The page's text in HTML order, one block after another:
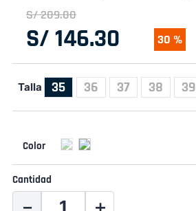
S/209.00
S/ 146.30 30 %
Talla 35 36 37 38 39
Cantidad
＋
－